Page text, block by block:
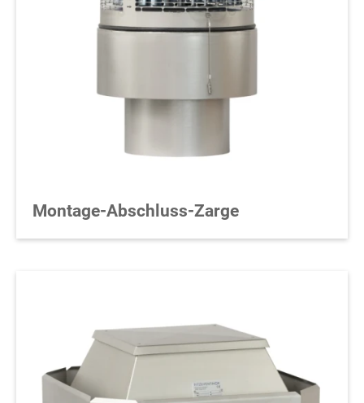
Montage-Abschluss-Zarge